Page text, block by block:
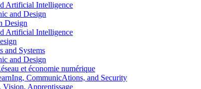
Artificial Intelligence
and Design
Design
Artificial Intelligence
and Systems
and Design
et économie numérique
CommunicAtions, and Security
Apprentissage